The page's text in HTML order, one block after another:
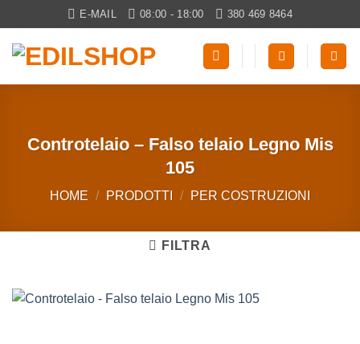
ai
contenuti
E-MAIL 08:00 - 18:00 380 469 8464
Controtelaio – Falso telaio Legno Mis
105
HOME / PRODOTTI / PER COSTRUZIONI
FILTRA